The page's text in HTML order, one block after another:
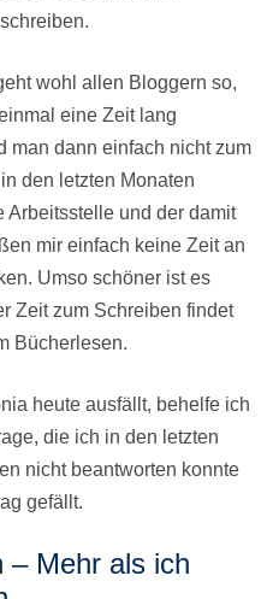
wohl allen Bloggern so,
eine Zeit lang
man dann einfach nicht zum
den letzten Monaten
Arbeitsstelle und der damit
mir einfach keine Zeit an
Umso schöner ist es
Zeit zum Schreiben findet
Bücherlesen.
heute ausfällt, behelfe ich
die ich in den letzten
nicht beantworten konnte
gefällt.
– Mehr als ich